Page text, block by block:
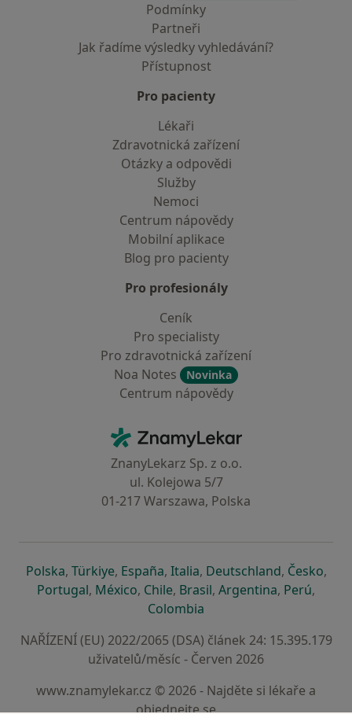
Podmínky
Partneři
Jak řadíme výsledky vyhledávání?
Přístupnost
Pro pacienty
Lékaři
Zdravotnická zařízení
Otázky a odpovědi
Služby
Nemoci
Centrum nápovědy
Mobilní aplikace
Blog pro pacienty
Pro profesionály
Ceník
Pro specialisty
Pro zdravotnická zařízení
Noa Notes
Novinka
Centrum nápovědy
ZnamyLekar - Hlavní stránka
ZnanyLekarz Sp. z o.o.
ul. Kolejowa 5/7
01-217 Warszawa, Polska
Polskase otevře v nové záložce
, Türkiyese otevře v nové záložce
, Españase otevře v nové záložce
, Italiase otevře v nové záložce
, Deutschlandse otevře v
, Českose
,
Portugalse otevře v nové záložce
, Méxicose otevře v nové záložce
, Chilese otevře v nové záložce
, Brasilse otevře v nové
, Argentinase otevře v
, Perúse
,
Colombia
NAŘÍZENÍ (EU) 2022/2065 (DSA) článek 24: 15.395.179
uživatelů/měsíc - Červen 2026
www.znamylekar.cz © 2026 - Najděte si lékaře a
objednejte se